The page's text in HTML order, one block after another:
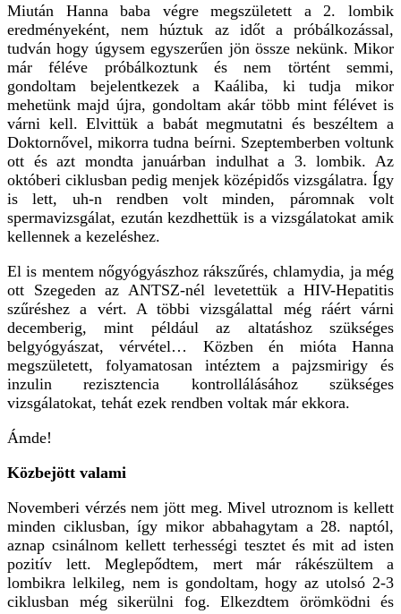
Miután Hanna baba végre megszületett a 2. lombik
eredményeként, nem húztuk az időt a próbálkozással,
tudván hogy úgysem egyszerűen jön össze nekünk. Mikor
már féléve próbálkoztunk és nem történt semmi,
gondoltam bejelentkezek a Kaáliba, ki tudja mikor
mehetünk majd újra, gondoltam akár több mint félévet is
várni kell. Elvittük a babát megmutatni és beszéltem a
Doktornővel, mikorra tudna beírni. Szeptemberben voltunk
ott és azt mondta januárban indulhat a 3. lombik. Az
októberi ciklusban pedig menjek középidős vizsgálatra. Így
is lett, uh-n rendben volt minden, páromnak volt
spermavizsgálat, ezután kezdhettük is a vizsgálatokat amik
kellennek a kezeléshez.
El is mentem nőgyógyászhoz rákszűrés, chlamydia, ja még
ott Szegeden az ANTSZ-nél levetettük a HIV-Hepatitis
szűréshez a vért. A többi vizsgálattal még ráért várni
decemberig, mint például az altatáshoz szükséges
belgyógyászat, vérvétel… Közben én mióta Hanna
megszületett, folyamatosan intéztem a pajzsmirigy és
inzulin rezisztencia kontrollálásához szükséges
vizsgálatokat, tehát ezek rendben voltak már ekkora.
Ámde!
Közbejött valami
Novemberi vérzés nem jött meg. Mivel utroznom is kellett
minden ciklusban, így mikor abbahagytam a 28. naptól,
aznap csinálnom kellett terhességi tesztet és mit ad isten
pozitív lett. Meglepődtem, mert már rákészültem a
lombikra lelkileg, nem is gondoltam, hogy az utolsó 2-3
ciklusban még sikerülni fog. Elkezdtem örömködni és